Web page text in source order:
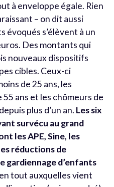
à enveloppe égale. Rien
– on dit aussi
évoqués s’élèvent à un
Des montants qui
nouveaux dispositifs
cibles. Ceux-ci
de 25 ans, les
ans et les chômeurs de
plus d’un an. Les six
survécu au grand
les APE, Sine, les
réductions de
gardiennage d’enfants
tout auxquelles vient